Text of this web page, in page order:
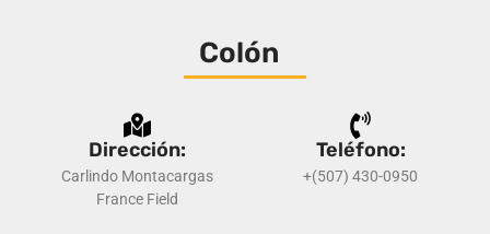
Colón
Dirección:
Carlindo Montacargas
France Field
Teléfono:
+(507) 430-0950